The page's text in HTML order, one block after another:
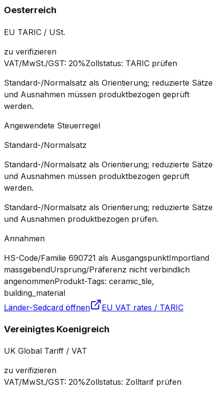
Oesterreich
EU TARIC / USt.
zu verifizieren
VAT/MwSt./GST: 20%Zollstatus: TARIC prüfen
Standard-/Normalsatz als Orientierung; reduzierte Sätze
und Ausnahmen müssen produktbezogen geprüft
werden.
Angewendete Steuerregel
Standard-/Normalsatz
Standard-/Normalsatz als Orientierung; reduzierte Sätze
und Ausnahmen müssen produktbezogen geprüft
werden.
Standard-/Normalsatz als Orientierung; reduzierte Sätze
und Ausnahmen produktbezogen prüfen.
Annahmen
HS-Code/Familie 690721 als AusgangspunktImportland
massgebendUrsprung/Präferenz nicht verbindlich
angenommenProdukt-Tags: ceramic_tile,
building_material
Länder-Sedcard öffnen
EU VAT rates / TARIC
Vereinigtes Koenigreich
UK Global Tariff / VAT
zu verifizieren
VAT/MwSt./GST: 20%Zollstatus: Zolltarif prüfen